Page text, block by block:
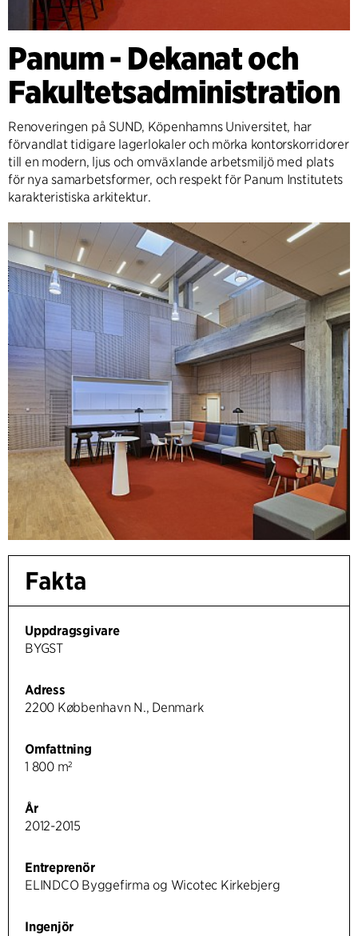
Panum - Dekanat och
Fakultetsadministration
Renoveringen på SUND, Köpenhamns Universitet, har
förvandlat tidigare lagerlokaler och mörka kontorskorridorer
till en modern, ljus och omväxlande arbetsmiljö med plats
för nya samarbetsformer, och respekt för Panum Institutets
karakteristiska arkitektur.
Fakta
Uppdragsgivare
BYGST
Adress
2200 Købbenhavn N., Denmark
Omfattning
1 800 m²
År
2012-2015
Entreprenör
ELINDCO Byggefirma og Wicotec Kirkebjerg
Ingenjör